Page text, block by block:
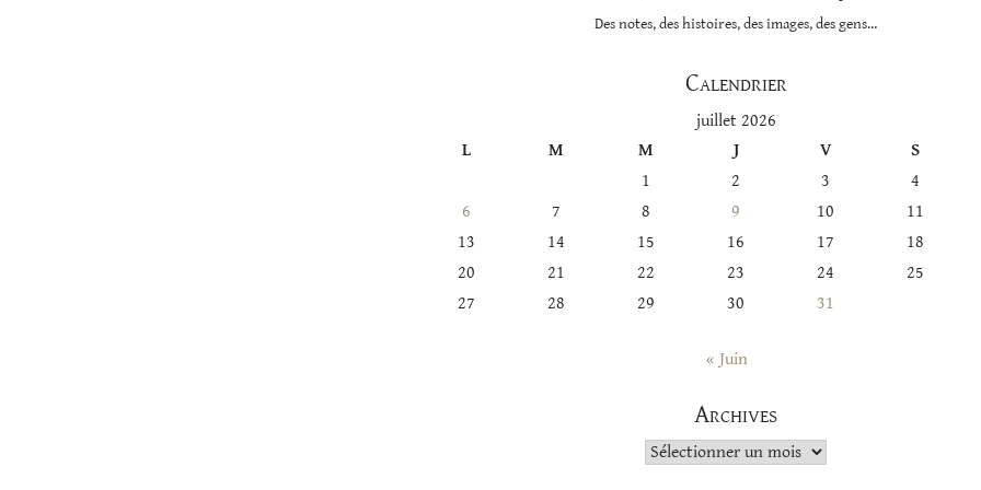
Des notes, des histoires, des images, des gens…
Calendrier
juillet 2026
L
M M J V S
1
2 3 4
6
7 8 9 10 11
13
14 15 16 17 18
20
21 22 23 24 25
27
28 29 30 31
« Juin
Archives
Archives